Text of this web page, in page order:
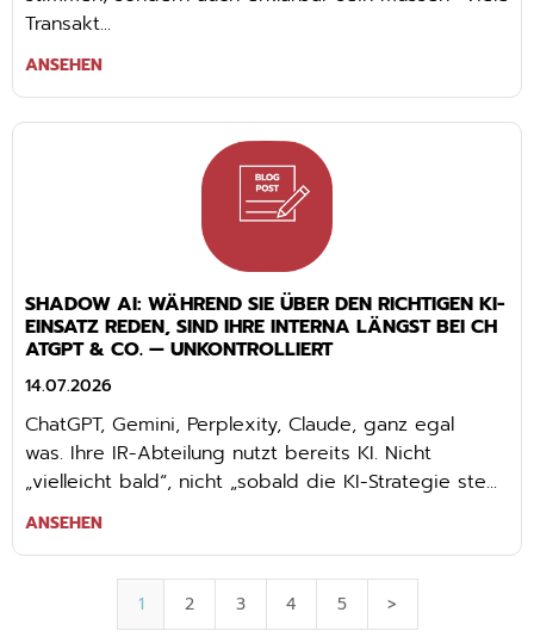
Transakt...
ANSEHEN
SHADOW AI: WÄHREND SIE ÜBER DEN RICHTIGEN KI-
EINSATZ REDEN, SIND IHRE INTERNA LÄNGST BEI CH
ATGPT & CO. — UNKONTROLLIERT
14.07.2026
ChatGPT, Gemini, Perplexity, Claude, ganz egal
was. Ihre IR-Abteilung nutzt bereits KI. Nicht
„vielleicht bald“, nicht „sobald die KI-Strategie ste...
ANSEHEN
1 2 3 4 5 >